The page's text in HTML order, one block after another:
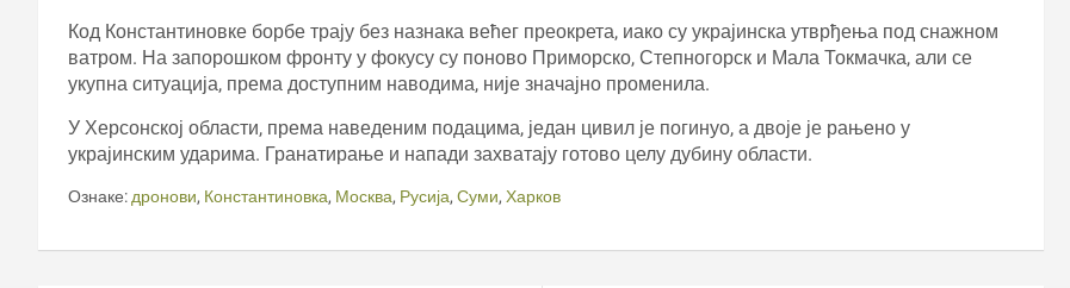
Код Константиновке борбе трају без назнака већег преокрета, иако су украјинска утврђења под снажном
ватром. На запорошком фронту у фокусу су поново Приморско, Степногорск и Мала Токмачка, али се
укупна ситуација, према доступним наводима, није значајно променила.
У Херсонској области, према наведеним подацима, један цивил је погинуо, а двоје је рањено у
украјинским ударима. Гранатирање и напади захватају готово целу дубину области.
Ознаке: дронови, Константиновка, Москва, Русија, Суми, Харков